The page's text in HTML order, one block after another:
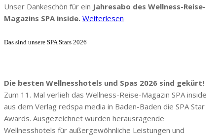
Unser Dankeschön für ein Jahresabo des Wellness-Reise-
Magazins SPA inside. Weiterlesen
Das sind unsere SPA Stars 2026
Die besten Wellnesshotels und Spas 2026 sind gekürt!
Zum 11. Mal verlieh das Wellness-Reise-Magazin SPA inside
aus dem Verlag redspa media in Baden-Baden die SPA Star
Awards. Ausgezeichnet wurden herausragende
Wellnesshotels für außergewöhnliche Leistungen und